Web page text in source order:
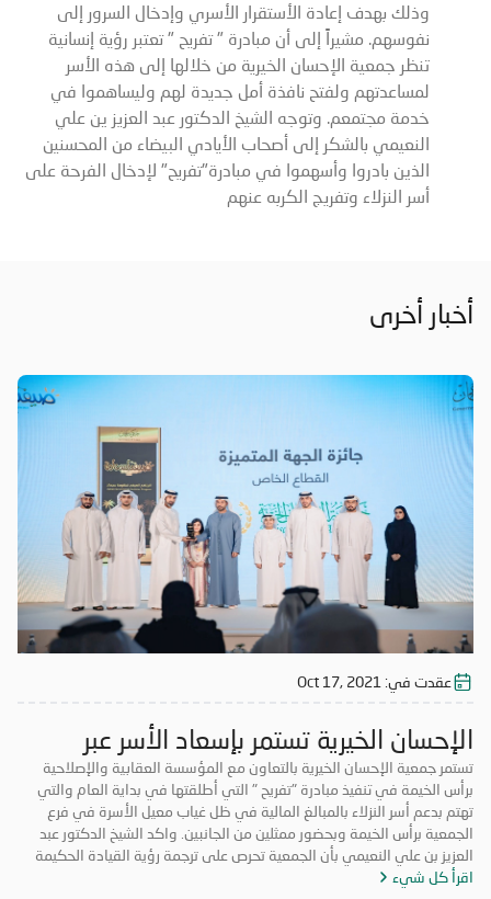
وذلك بهدف إعادة الأستقرار الأسري وإدخال السرور إلى
نفوسهم. مشيراً إلى أن مبادرة " تفريح " تعتبر رؤية إنسانية
تنظر جمعية الإحسان الخيرية من خلالها إلى هذه الأسر
لمساعدتهم ولفتح نافذة أمل جديدة لهم وليساهموا في
خدمة مجتمعم. وتوجه الشيخ الدكتور عبد العزيز ين علي
النعيمي بالشكر إلى أصحاب الأيادي البيضاء من المحسنين
الذين بادروا وأسهموا في مبادرة"تفريح" لإدخال الفرحة على
أسر النزلاء وتفريج الكربه عنهم
أخبار أخرى
عقدت في: Oct 17, 2021
الإحسان الخيرية تستمر بإسعاد الأسر عبر
مبادرة تفريج
تستمر جمعية الإحسان الخيرية بالتعاون مع المؤسسة العقابية والإصلاحية
برأس الخيمة في تنفيذ مبادرة "تفريح " التي أطلقتها في بداية العام والتي
تهتم بدعم أسر النزلاء بالمبالغ المالية في ظل غياب معيل الأسرة في فرع
الجمعية برأس الخيمة وبحضور ممثلين من الجانبين. واكد الشيخ الدكتور عبد
العزيز بن علي النعيمي بأن الجمعية تحرص على ترجمة رؤية القيادة الحكيمة
وإيماناً بالدور المحوري تجاه المسؤولية المجتمعية في مجال العمل الخيري
اقرأ كل شيء